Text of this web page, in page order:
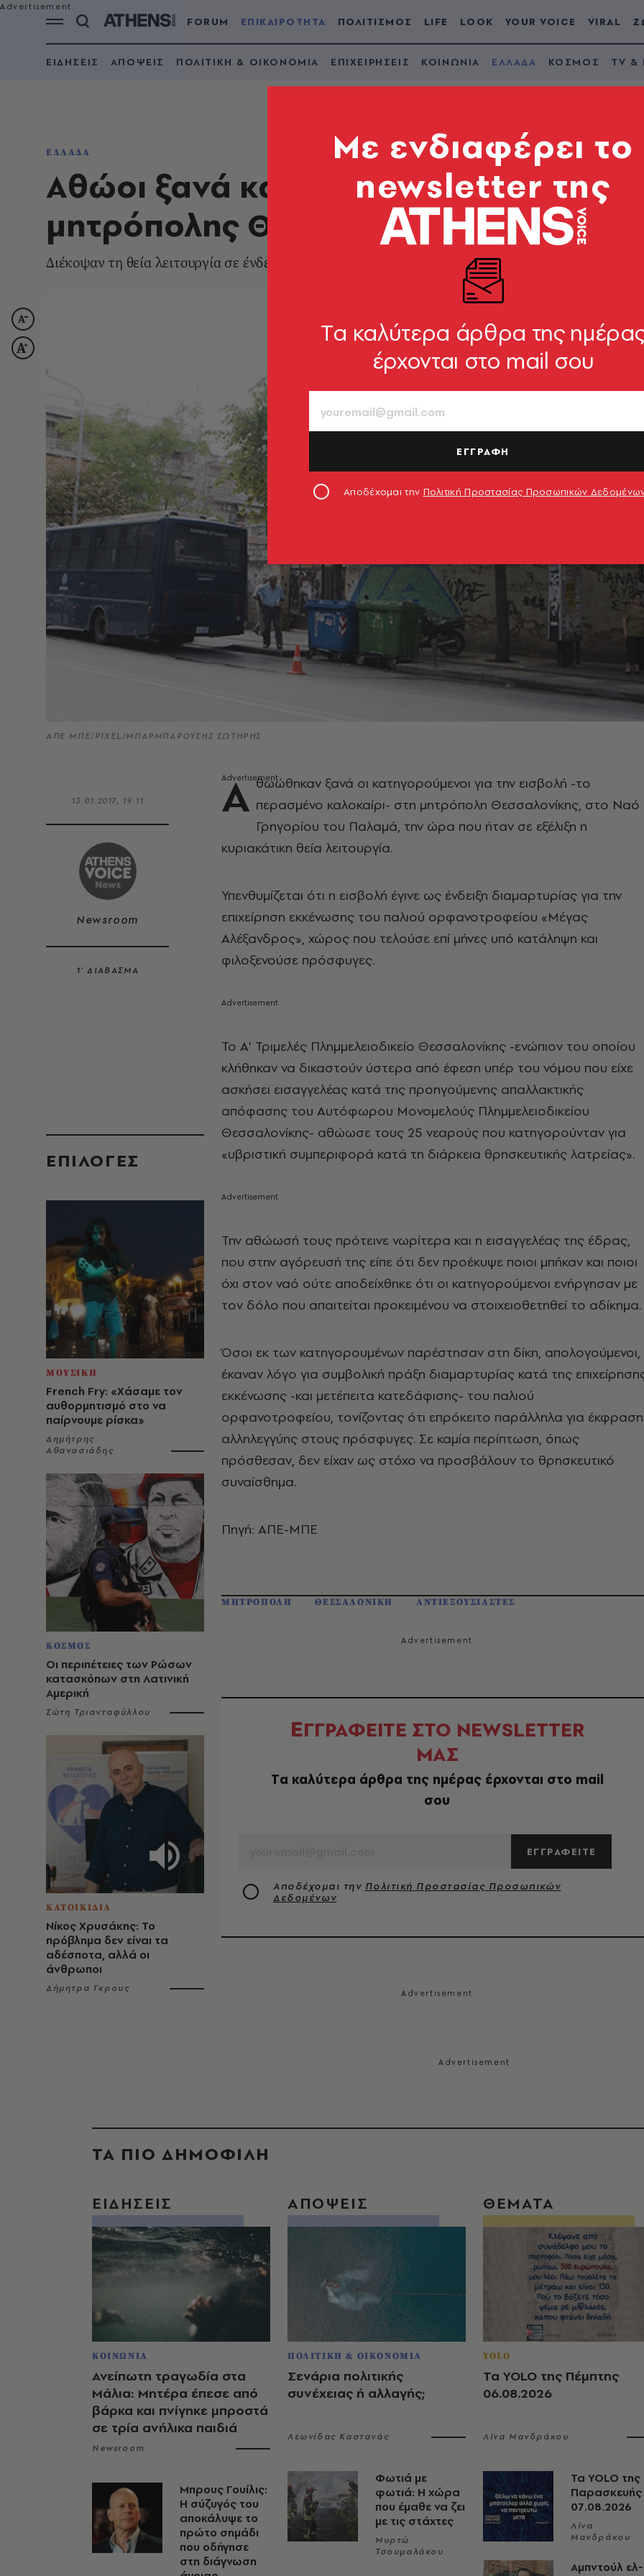
FORUM ΕΠΙΚΑΙΡΟΤΗΤΑ ΠΟΛΙΤΙΣΜΟΣ LIFE LOOK YOUR VOICE VIRAL
ΕΙΔΗΣΕΙΣ ΑΠΟΨΕΙΣ ΠΟΛΙΤΙΚΗ & ΟΙΚΟΝΟΜΙΑ ΕΠΙΧΕΙΡΗΣΕΙΣ ΚΟΙΝΩΝΙΑ ΕΛΛΑΔΑ ΚΟΣΜΟΣ TV &
ΕΛΛΑΔΑ
Αθώοι ξανά και οι 25 εισβολείς της
μητρόπολης Θεσσαλονίκης
ΑΠΕ ΜΠΕ/PIXEL/ΜΠΑΡΜΠΑΡΟΥΣΗΣ ΣΩΤΗΡΗΣ
13.01.2017, 19:11
Newsroom
1’ ΔΙΑΒΑΣΜΑ
EΠΙΛΟΓΈΣ
ΜΟΥΣΙΚΗ
French Fry: «Χάσαμε τον
αυθορμητισμό στο να
παίρνουμε ρίσκα»
Δημήτρης
Αθανασιάδης
ΚΟΣΜΟΣ
Οι περιπέτειες των Ρώσων
κατασκόπων στη Λατινική
Αμερική
Σώτη Τριανταφύλλου
ΚΑΤΟΙΚΙΔΙΑ
Νίκος Χρυσάκης: Το
πρόβλημα δεν είναι τα
αδέσποτα, αλλά οι
άνθρωποι
Δήμητρα Γκρους
Α θωώθηκαν ξανά οι κατηγορούμενοι για την εισβολή -το
περασμένο καλοκαίρι- στη μητρόπολη Θεσσαλονίκης, στο Ναό
Γρηγορίου του Παλαμά, την ώρα που ήταν σε εξέλιξη η
κυριακάτικη θεία λειτουργία.
Υπενθυμίζεται ότι η εισβολή έγινε ως ένδειξη διαμαρτυρίας για την
επιχείρηση εκκένωσης του παλιού ορφανοτροφείου «Μέγας
Αλέξανδρος», χώρος που τελούσε επί μήνες υπό κατάληψη και
φιλοξενούσε πρόσφυγες.
Το Α' Τριμελές Πλημμελειοδικείο Θεσσαλονίκης -ενώπιον του οποίου
κλήθηκαν να δικαστούν ύστερα από έφεση υπέρ του νόμου που είχε
ασκήσει εισαγγελέας κατά της προηγούμενης απαλλακτικής
απόφασης του Αυτόφωρου Μονομελούς Πλημμελειοδικείου
Θεσσαλονίκης- αθώωσε τους 25 νεαρούς που κατηγορούνταν για
«υβριστική συμπεριφορά κατά τη διάρκεια θρησκευτικής λατρείας».
Την αθώωσή τους πρότεινε νωρίτερα και η εισαγγελέας της έδρας,
που στην αγόρευσή της είπε ότι δεν προέκυψε ποιοι μπήκαν και ποιοι
όχι στον ναό ούτε αποδείχθηκε ότι οι κατηγορούμενοι ενήργησαν με
τον δόλο που απαιτείται προκειμένου να στοιχειοθετηθεί το αδίκημα.
Όσοι εκ των κατηγορουμένων παρέστησαν στη δίκη, απολογούμενοι,
έκαναν λόγο για συμβολική πράξη διαμαρτυρίας κατά της
εκκένωσης -και μετέπειτα κατεδάφισης- του παλιού
ορφανοτροφείου, τονίζοντας ότι επρόκειτο παράλληλα για έκφραση
αλληλεγγύης στους πρόσφυγες. Σε καμία περίπτωση, όπως
πρόσθεσαν, δεν είχαν ως στόχο να προσβάλουν το θρησκευτικό
συναίσθημα.
Πηγή: ΑΠΕ-ΜΠΕ
ΜΗΤΡΟΠΟΛΗ ΘΕΣΣΑΛΟΝΙΚΗ ΑΝΤΙΕΞΟΥΣΙΑΣΤΕΣ
ΕΓΓΡΑΦΕΙΤΕ ΣΤΟ NEWSLETTER
ΜΑΣ
Tα καλύτερα άρθρα της ημέρας έρχονται στο mail
σου
ΕΓΓΡΑΦΕΙΤΕ
Αποδέχομαι την Πολιτική Προστασίας Προσωπικών
Δεδομένων
ΤΑ ΠΙΟ ΔΗΜΟΦΙΛΗ
ΕΙΔΗΣΕΙΣ
ΚΟΙΝΩΝΙΑ
Ανείπωτη τραγωδία στα
Μάλια: Μητέρα έπεσε από
βάρκα και πνίγηκε μπροστά
σε τρία ανήλικα παιδιά
Newsroom
Μπρους Γουίλις:
Η σύζυγός του
αποκάλυψε το
πρώτο σημάδι
που οδήγησε
στη διάγνωση
ΑΠΟΨΕΙΣ
ΠΟΛΙΤΙΚΗ & ΟΙΚΟΝΟΜΙΑ
Σενάρια πολιτικής
συνέχειας ή αλλαγής;
Λεωνίδας Καστανάς
Φωτιά με
φωτιά: Η χώρα
που έμαθε να ζει
με τις στάχτες
Μυρτώ
Τσουμαλάκου
ΘΕΜΑΤΑ
YOLO
Τα YOLO της Πέμπτης
06.08.2026
Λίνα Μανδράκου
Τα YOLO της
Παρασκευής
07.08.2026
Λίνα
Μανδράκου
Αμπντούλ ελ-
Mε ενδιαφέρει το
newsletter της
Tα καλύτερα άρθρα της
έρχονται στο mail σου
ΕΓΓΡΑΦΗ
Αποδέχομαι την Πολιτική Προστασίας Προσωπικών